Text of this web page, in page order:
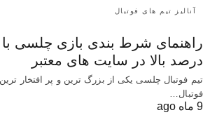
آنالیز تیم های فوتبال
راهنمای شرط بندی بازی چلسی
درصد بالا در سایت های معتبر
تیم فوتبال چلسی یکی از بزرگ ترین و پر افتخار ترین
فوتبال…
9 ماه ago